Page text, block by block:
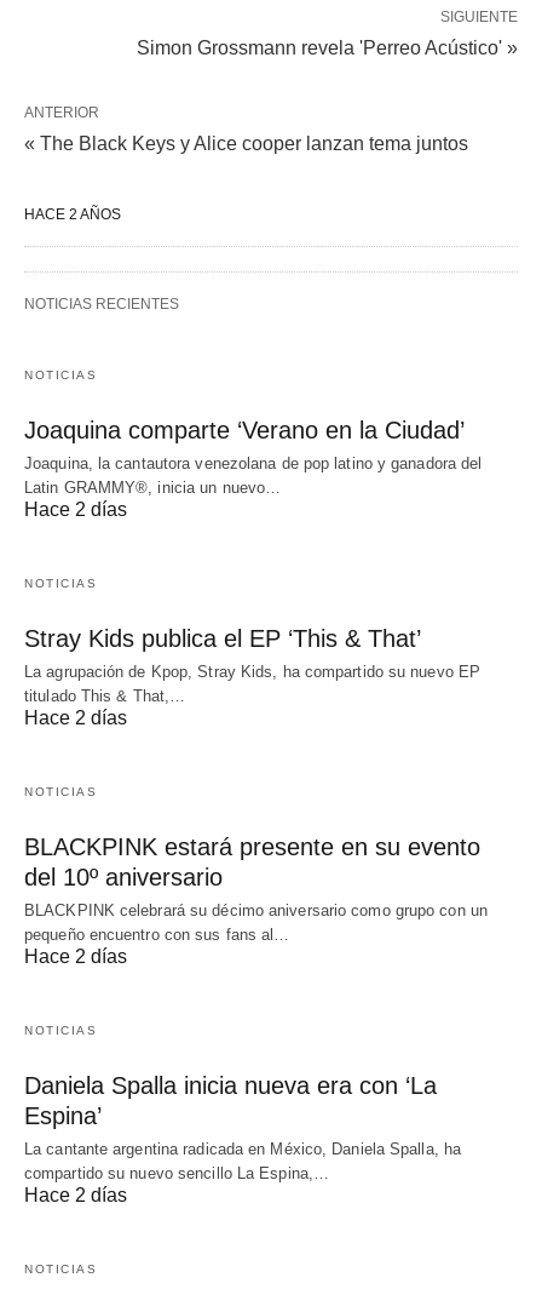
SIGUIENTE
Simon Grossmann revela 'Perreo Acústico' »
ANTERIOR
« The Black Keys y Alice cooper lanzan tema juntos
HACE 2 AÑOS
NOTICIAS RECIENTES
NOTICIAS
Joaquina comparte ‘Verano en la Ciudad’
Joaquina, la cantautora venezolana de pop latino y ganadora del
Latin GRAMMY®, inicia un nuevo…
Hace 2 días
NOTICIAS
Stray Kids publica el EP ‘This & That’
La agrupación de Kpop, Stray Kids, ha compartido su nuevo EP
titulado This & That,…
Hace 2 días
NOTICIAS
BLACKPINK estará presente en su evento
del 10º aniversario
BLACKPINK celebrará su décimo aniversario como grupo con un
pequeño encuentro con sus fans al…
Hace 2 días
NOTICIAS
Daniela Spalla inicia nueva era con ‘La
Espina’
La cantante argentina radicada en México, Daniela Spalla, ha
compartido su nuevo sencillo La Espina,…
Hace 2 días
NOTICIAS